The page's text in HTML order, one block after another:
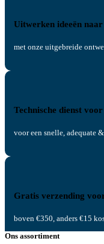
Uitwerken ideeën
met onze uitgebreide
Technische dienst
voor een snelle, adequate
Gratis verzending
boven €350, anders €15
Ons assortiment